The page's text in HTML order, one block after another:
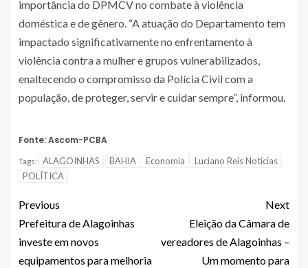
importância do DPMCV no combate à violência
doméstica e de gênero. “A atuação do Departamento tem
impactado significativamente no enfrentamento à
violência contra a mulher e grupos vulnerabilizados,
enaltecendo o compromisso da Polícia Civil com a
população, de proteger, servir e cuidar sempre”, informou.
Fonte: Ascom-PCBA
Tags: ALAGOINHAS BAHIA Economia
Luciano Reis Notícias
POLÍTICA
Previous
Prefeitura de Alagoinhas
investe em novos
equipamentos para melhoria
Next
Eleição da Câmara de
vereadores de Alagoinhas –
Um momento para